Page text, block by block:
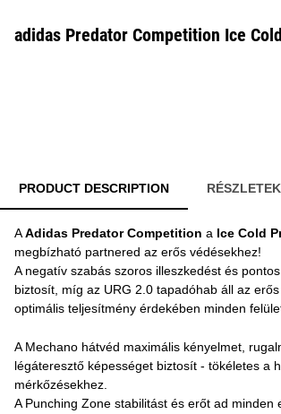
adidas Predator Competition Ice
PRODUCT DESCRIPTION RÉSZLETEK
AAdidas Predator Competition a Ice Cold
megbízható partnered az erős védésekhez!
A negatív szabás szoros illeszkedést és
biztosít, míg az URG 2.0 tapadóhab áll az
optimális teljesítmény érdekében minden
A Mechano hátvéd maximális kényelmet,
légáteresztő képességet biztosít - tökéletes a
mérkőzésekhez.
A Punching Zone stabilitást és erőt ad minden